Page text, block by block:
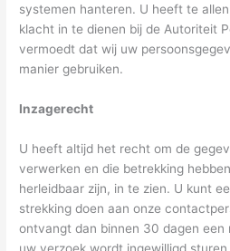
systemen hanteren. U heeft te
klacht in te dienen bij de Autoriteit
vermoedt dat wij uw
manier gebruiken.
Inzagerecht
U heeft altijd het recht om de
verwerken en die betrekking
herleidbaar zijn, in te zien. U kunt
strekking doen aan onze
ontvangt dan binnen 30 dagen een
uw verzoek wordt ingewilligd